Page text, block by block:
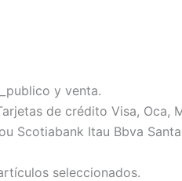
y venta.
de crédito Visa, Oca,
Scotiabank Itau Bbva
seleccionados.